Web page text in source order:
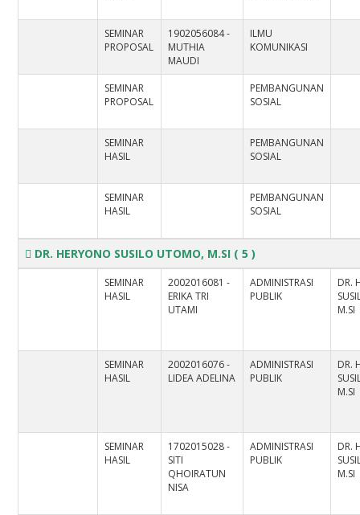
SEMINAR
PROPOSAL
1902056084 -
MUTHIA
MAUDI
ILMU
KOMUNIKASI
SEMINAR
PROPOSAL
PEMBANGUNAN
SOSIAL
SEMINAR
HASIL
PEMBANGUNAN
SOSIAL
SEMINAR
HASIL
PEMBANGUNAN
SOSIAL
DR. HERYONO SUSILO UTOMO, M.SI ( 5 )
SEMINAR
HASIL
2002016081 -
ERIKA TRI
UTAMI
ADMINISTRASI
PUBLIK
DR.
M.SI
SEMINAR
HASIL
2002016076 -
LIDEA ADELINA
ADMINISTRASI
PUBLIK
DR.
M.SI
SEMINAR
HASIL
1702015028 -
SITI
QHOIRATUN
NISA
ADMINISTRASI
PUBLIK
DR.
M.SI